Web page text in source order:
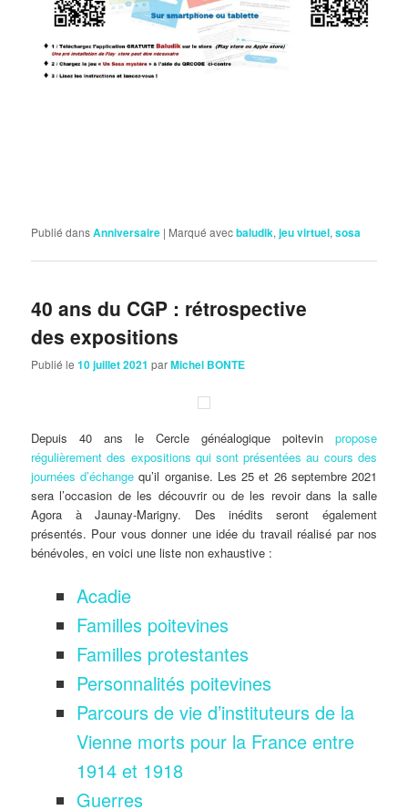
Publié dansAnniversaire | Marqué avecbaludik,jeu virtuel,sosa
40 ans du CGP : rétrospective
des expositions
Publié le10 juillet 2021 parMichel BONTE
Depuis 40 ans le Cercle généalogique poitevin propose
régulièrement des expositions qui sont présentées au cours des
journées d’échange qu’il organise. Les 25 et 26 septembre 2021
sera l’occasion de les découvrir ou de les revoir dans la salle
Agora à Jaunay-Marigny. Des inédits seront également
présentés. Pour vous donner une idée du travail réalisé par nos
bénévoles, en voici une liste non exhaustive :
Acadie
Familles poitevines
Familles protestantes
Personnalités poitevines
Parcours de vie d’instituteurs de la
Vienne morts pour la France entre
1914 et 1918
Guerres